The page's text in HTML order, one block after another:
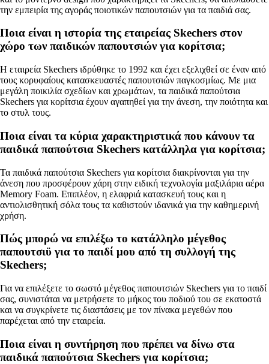
την εμπειρία της αγοράς ποιοτικών παπουτσιών για τα παιδιά σας.
Ποια είναι η ιστορία της εταιρείας Skechers στον
χώρο των παιδικών παπουτσιών για κορίτσια;
Η εταιρεία Skechers ιδρύθηκε το 1992 και έχει εξελιχθεί σε έναν από
τους κορυφαίους κατασκευαστές παπουτσιών παγκοσμίως. Με μια
μεγάλη ποικιλία σχεδίων και χρωμάτων, τα παιδικά παπούτσια
Skechers για κορίτσια έχουν αγαπηθεί για την άνεση, την ποιότητα και
το στυλ τους.
Ποια είναι τα κύρια χαρακτηριστικά που κάνουν τα
παιδικά παπούτσια Skechers κατάλληλα για κορίτσια;
Τα παιδικά παπούτσια Skechers για κορίτσια διακρίνονται για την
άνεση που προσφέρουν χάρη στην ειδική τεχνολογία μαξιλάρια αέρα
Memory Foam. Επιπλέον, η ελαφριά κατασκευή τους και η
αντιολισθητική σόλα τους τα καθιστούν ιδανικά για την καθημερινή
χρήση.
Πώς μπορώ να επιλέξω το κατάλληλο μέγεθος
παπουτσιϋ για το παιδί μου από τη συλλογή της
Skechers;
Για να επιλέξετε το σωστό μέγεθος παπουτσιών Skechers για το παιδί
σας, συνιστάται να μετρήσετε το μήκος του ποδιού του σε εκατοστά
και να συγκρίνετε τις διαστάσεις με τον πίνακα μεγεθών που
παρέχεται από την εταιρεία.
Ποια είναι η συντήρηση που πρέπει να δίνω στα
παιδικά παπούτσια Skechers για κορίτσια;